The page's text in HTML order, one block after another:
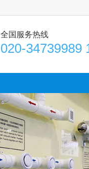
全国服务热线
020-34739989